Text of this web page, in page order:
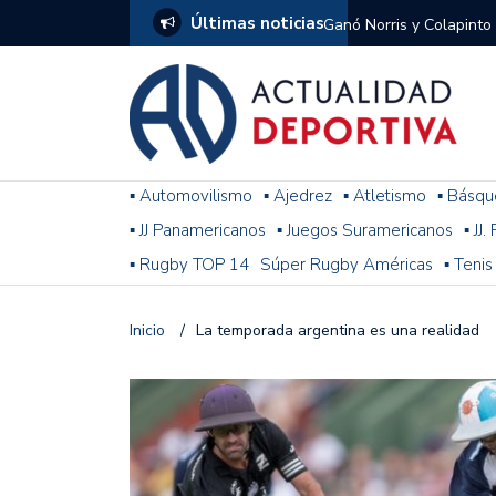
Últimas noticiasGanó Norris y
1
El penal de Barracas
Monumental
Se jugó una nueva
Arrancó el Torneo
Franco Colapinto giró
Racing le ganó a
omitió un penal de Sosa
▪ Automovilismo ▪ Ajedrez ▪ Atletismo ▪
▪ JJ Panamericanos ▪ Juegos Suramericanos ▪
▪ Rugby TOP 14 Súper Rugby Américas ▪ Tenis
Inicio / La temporada argentina es una realidad